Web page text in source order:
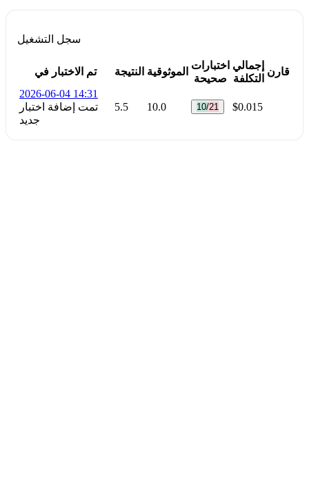
سجل التشغيل
تم الاختبار في النتيجة الموثوقية
اختبارات
صحيحة
إجمالي
التكلفة
قارن
2026-06-04 14:31
تمت إضافة اختبار
جديد
5.5 10.0 10/21 $0.015